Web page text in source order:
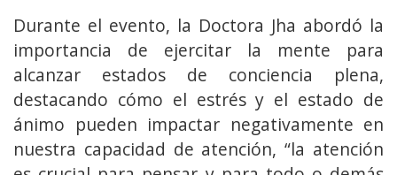
Durante el evento, la Doctora Jha abordó la
importancia de ejercitar la mente para
alcanzar estados de conciencia plena,
destacando cómo el estrés y el estado de
ánimo pueden impactar negativamente en
nuestra capacidad de atención, “la atención